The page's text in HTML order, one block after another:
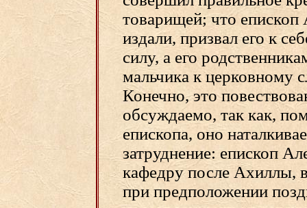
товарищей; что
издали, призвал его к
силу, а его
мальчика к церковному
Конечно, это
обсуждаемо, так как,
епископа, оно
затруднение: епископ
кафедру после Ахиллы,
при предположении